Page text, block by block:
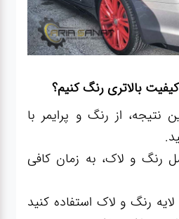
بالاتری رنگ کنیم؟
نتیجه، از رنگ و پرایمر با
و لاک، به زمان کافی
رنگ و لاک استفاده کنید